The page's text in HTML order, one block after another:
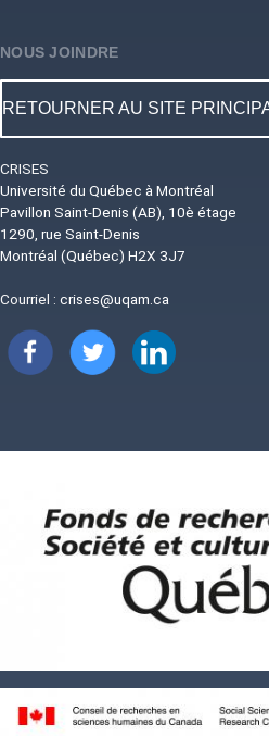
NOUS JOINDRE
RETOURNER AU SITE
CRISES
Université du Québec à Montréal
Pavillon Saint-Denis (AB), 10è étage
1290, rue Saint-Denis
Montréal (Québec) H2X 3J7
Courriel : crises@uqam.ca
Image Image Image
Image